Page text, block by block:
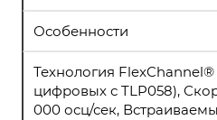
Особенности
Технология FlexChannel®
цифровых с TLP058),
000 осц/сек,